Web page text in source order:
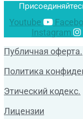
Youtube
Instagram
Публичная оферта.
Политика
Этический кодекс.
Лицензии